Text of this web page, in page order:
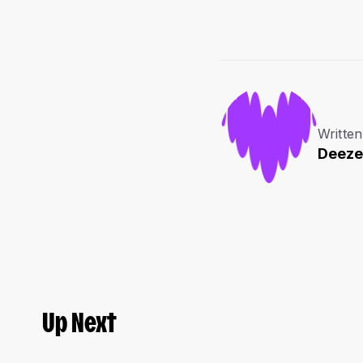
Up Next